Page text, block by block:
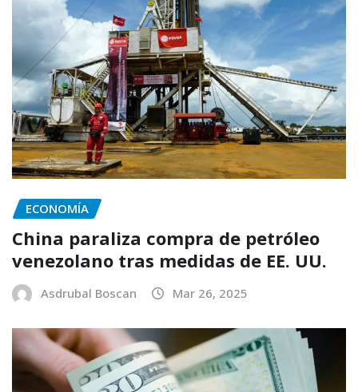
ECONOMÍA
China paraliza compra de petróleo
venezolano tras medidas de EE. UU.
Asdrubal Boscan Mar 26, 2025